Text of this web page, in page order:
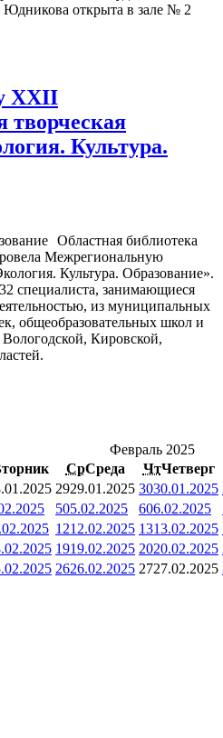
Юдникова открыта в зале № 2
XXII
творческая
Культура.
Областная библиотека
Межрегиональную
Культура. Образование».
специалиста, занимающиеся
из муниципальных
общеобразовательных школ и
Кировской,
Февраль 2025
СрСреда ЧтЧетверг
2929.01.2025 3030.01.2025
505.02.2025 606.02.2025
1212.02.2025 1313.02.2025
1919.02.2025 2020.02.2025
2626.02.2025 2727.02.2025